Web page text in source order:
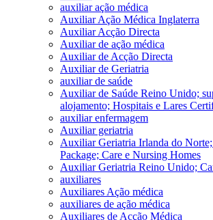
auxiliar ação médica
Auxiliar Ação Médica Inglaterra
Auxiliar Acção Directa
Auxiliar de ação médica
Auxiliar de Acção Directa
Auxiliar de Geriatria
auxiliar de saúde
Auxiliar de Saúde Reino Unido;
alojamento; Hospitais e Lares
auxiliar enfermagem
Auxiliar geriatria
Auxiliar Geriatria Irlanda do
Package; Care e Nursing Homes
Auxiliar Geriatria Reino Unido;
auxiliares
Auxiliares Ação médica
auxiliares de ação médica
Auxiliares de Acção Médica